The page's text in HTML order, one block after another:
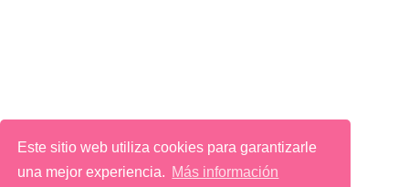
Este sitio web utiliza cookies para garantizarle
una mejor experiencia. Más información